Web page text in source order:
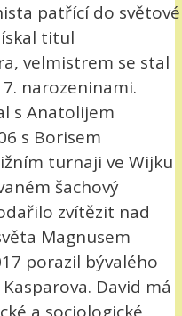
patřící do světové
titul
velmistrem se stal
narozeninami.
s Anatolijem
s Borisem
turnaji ve Wijku
šachový
zvítězit nad
Magnusem
porazil bývalého
David má